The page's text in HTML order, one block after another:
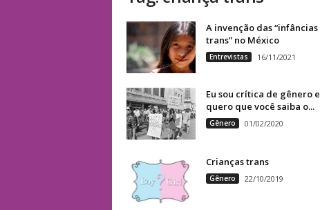
A invenção das “infâncias
trans” no México
Entrevistas 16/11/2021
Eu sou crítica de gênero e
quero que você saiba o...
Gênero 01/02/2020
Crianças trans
Gênero 22/10/2019